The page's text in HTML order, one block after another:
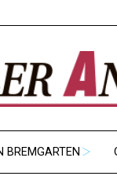
BREMGARTEN